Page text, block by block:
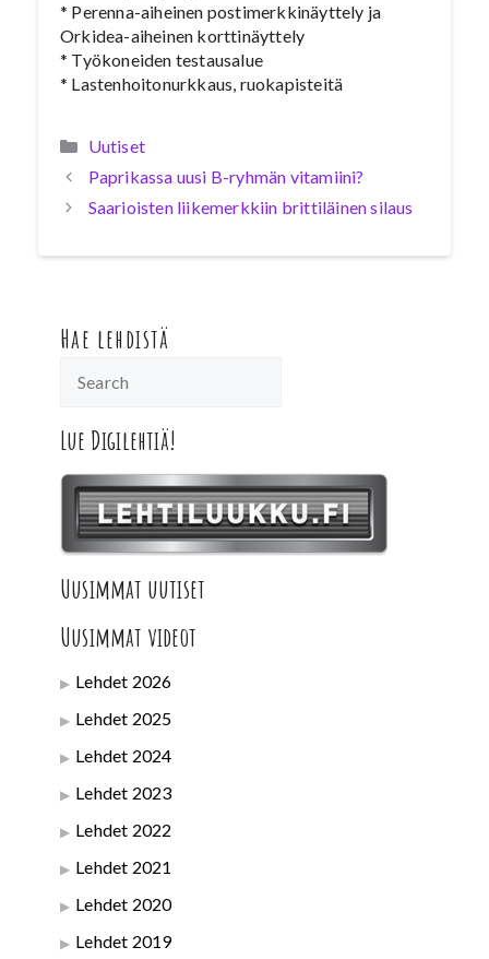
* Perenna-aiheinen postimerkkinäyttely ja
Orkidea-aiheinen korttinäyttely
* Työkoneiden testausalue
* Lastenhoitonurkkaus, ruokapisteitä
Kategoriat
Uutiset
Paprikassa uusi B-ryhmän vitamiini?
Saarioisten liikemerkkiin brittiläinen silaus
Hae lehdistä
Lue Digilehtiä!
Uusimmat uutiset
Uusimmat videot
Lehdet 2026
Lehdet 2025
Lehdet 2024
Lehdet 2023
Lehdet 2022
Lehdet 2021
Lehdet 2020
Lehdet 2019